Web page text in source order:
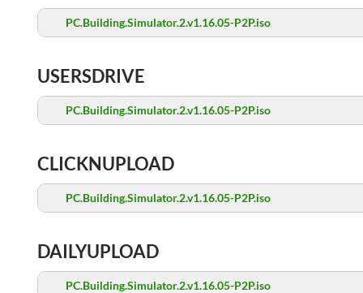
PC.Building.Simulator.2.v1.16.05-P2P.iso
USERSDRIVE
PC.Building.Simulator.2.v1.16.05-P2P.iso
CLICKNUPLOAD
PC.Building.Simulator.2.v1.16.05-P2P.iso
DAILYUPLOAD
PC.Building.Simulator.2.v1.16.05-P2P.iso